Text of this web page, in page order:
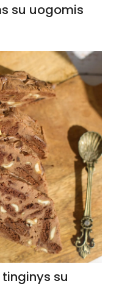
su uogomis
su